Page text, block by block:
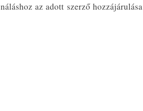
az adott szerző hozzájárulása